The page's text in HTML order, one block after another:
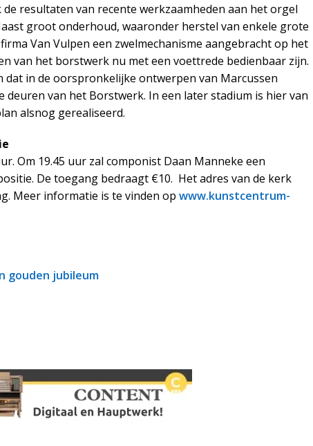
resultaten van recente werkzaamheden aan het orgel
groot onderhoud, waaronder herstel van enkele grote
Van Vulpen een zwelmechanisme aangebracht op het
van het borstwerk nu met een voettrede bedienbaar zijn.
dat in de oorspronkelijke ontwerpen van Marcussen
deuren van het Borstwerk. In een later stadium is hier van
alsnog gerealiseerd.
Om 19.45 uur zal componist Daan Manneke een
De toegang bedraagt €10. Het adres van de kerk
Meer informatie is te vinden op www.kunstcentrum-
gouden jubileum